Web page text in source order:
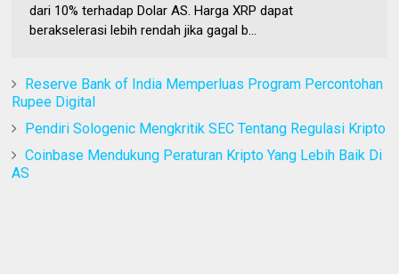
dari 10% terhadap Dolar AS. Harga XRP dapat
berakselerasi lebih rendah jika gagal b...
Reserve Bank of India Memperluas Program Percontohan
Rupee Digital
Pendiri Sologenic Mengkritik SEC Tentang Regulasi Kripto
Coinbase Mendukung Peraturan Kripto Yang Lebih Baik Di
AS